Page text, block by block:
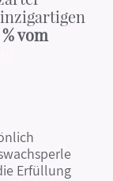
% vom
Erfüllung